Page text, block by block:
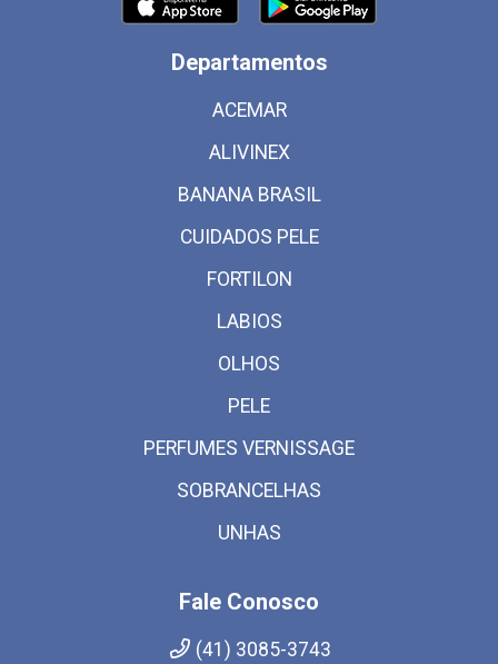
Departamentos
ACEMAR
ALIVINEX
BANANA BRASIL
CUIDADOS PELE
FORTILON
LABIOS
OLHOS
PELE
PERFUMES VERNISSAGE
SOBRANCELHAS
UNHAS
Fale Conosco
(41) 3085-3743